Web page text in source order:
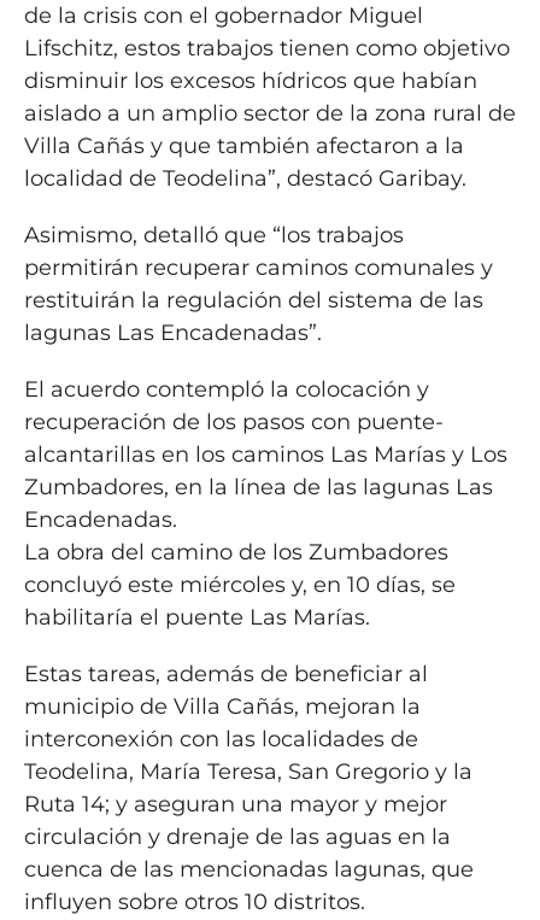
de la crisis con el gobernador Miguel
Lifschitz, estos trabajos tienen como objetivo
disminuir los excesos hídricos que habían
aislado a un amplio sector de la zona rural de
Villa Cañás y que también afectaron a la
localidad de Teodelina”, destacó Garibay.
Asimismo, detalló que “los trabajos
permitirán recuperar caminos comunales y
restituirán la regulación del sistema de las
lagunas Las Encadenadas”.
El acuerdo contempló la colocación y
recuperación de los pasos con puente-
alcantarillas en los caminos Las Marías y Los
Zumbadores, en la línea de las lagunas Las
Encadenadas.
La obra del camino de los Zumbadores
concluyó este miércoles y, en 10 días, se
habilitaría el puente Las Marías.
Estas tareas, además de beneficiar al
municipio de Villa Cañás, mejoran la
interconexión con las localidades de
Teodelina, María Teresa, San Gregorio y la
Ruta 14; y aseguran una mayor y mejor
circulación y drenaje de las aguas en la
cuenca de las mencionadas lagunas, que
influyen sobre otros 10 distritos.